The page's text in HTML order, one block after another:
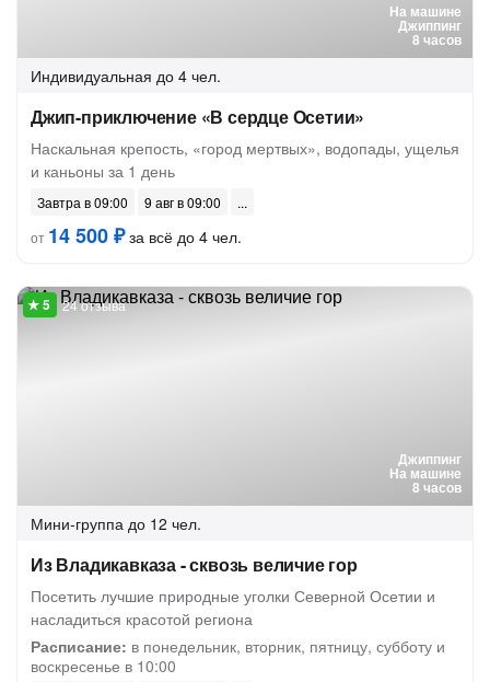
На машине
Джиппинг
8 часов
Индивидуальная до 4 чел.
Джип-приключение «В сердце Осетии»
Наскальная крепость, «город мертвых», водопады, ущелья
и каньоны за 1 день
Завтра в 09:00
9 авг в 09:00
от 14 500 ₽за всё до 4 чел.
Джиппинг
На машине
8 часов
24 отзыва
Мини-группа до 12 чел.
Из Владикавказа - сквозь величие гор
Посетить лучшие природные уголки Северной Осетии и
насладиться красотой региона
Расписание: в понедельник, вторник, пятницу, субботу и
воскресенье в 10:00